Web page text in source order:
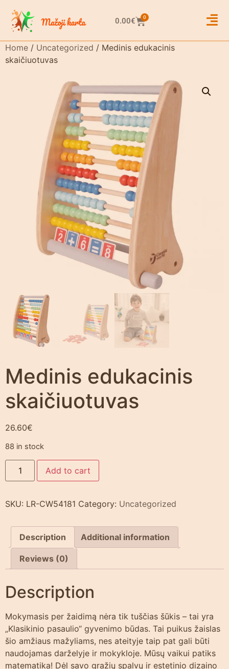
0.00€ 0
Home / Uncategorized / Medinis edukacinis
skaičiuotuvas
Medinis edukacinis
skaičiuotuvas
26.60€
88 in stock
Add to cart
SKU: LR-CW54181 Category: Uncategorized
Description Additional information
Reviews (0)
Description
Mokymasis per žaidimą nėra tik tuščias šūkis – tai yra
„Klasikinio pasaulio“ gyvenimo būdas. Tai puikus žaislas
šio amžiaus mažyliams, nes ateityje taip pat gali būti
naudojamas darželyje ir mokykloje. Mūsų vaikui patiks
matematika! Dėl savo gražių spalvų ir estetinio dizaino